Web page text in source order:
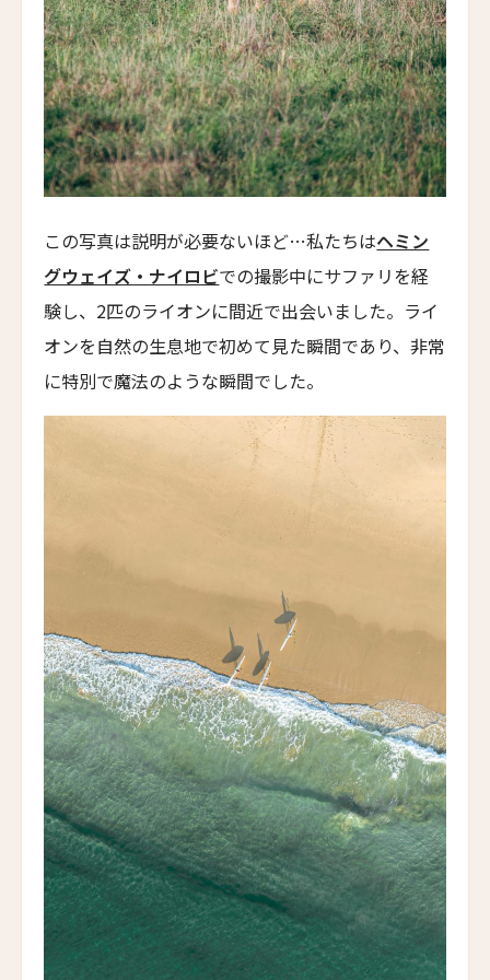
チョウシュイ・ヴィラ
Qiushui Villa
レイクビュー・ホテル・ユロンワン
Lakeview Hotel Yulongwan Kunming
ザ・ハンユウ・ガーデン・リザーブ・スージョウ
The Hanyu Garden Reserve Suzhou
The Sukhothai Shanghai
ニュー・ジンリー・ホテル
New Jingli Hotel
ジー・ユン・シュアン・チン・リゾート＆スパ
Zi Yun Xuan Qing Resort & Spa
ザ・ムーン・マンション
ファン・イェン・36・ホテル
ヤンバイ・ヴィラ
ジャンガラ・ドンファン
Jangala Dunhuang
LNホテル・ファイブ
LN Hotel Five
カイプー・ベルフリー
Kaipuu Belfry
ザ・バッテリー
The Battery
サウスブリッジ・ナパ・バレー
Southbridge Napa Valley
この写真は説明が必要ないほど…私たちはヘミン
グウェイズ・ナイロビでの撮影中にサファリを経
験し、2匹のライオンに間近で出会いました。ライ
オンを自然の生息地で初めて見た瞬間であり、非常
に特別で魔法のような瞬間でした。